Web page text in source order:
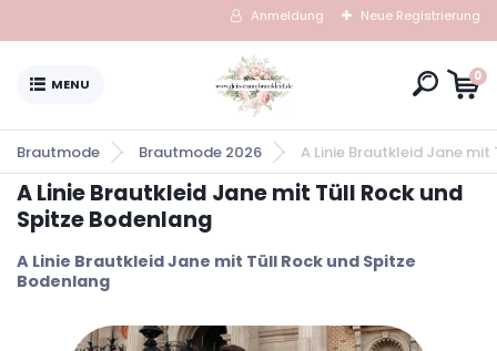
Anmeldung Neue Registrierung
0
Brautmode Brautmode 2026 A Linie Brautkleid Jane
A Linie Brautkleid Jane mit Tüll Rock und
Spitze Bodenlang
A Linie Brautkleid Jane mit Tüll Rock und Spitze
Bodenlang